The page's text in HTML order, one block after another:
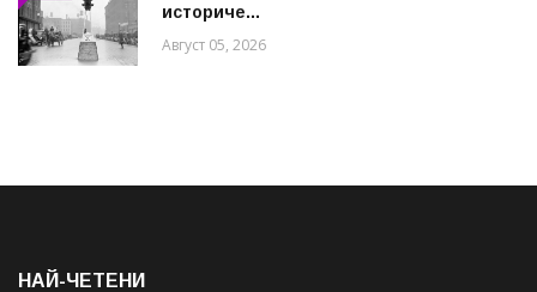
историче...
Август 05, 2026
НАЙ-ЧЕТЕНИ